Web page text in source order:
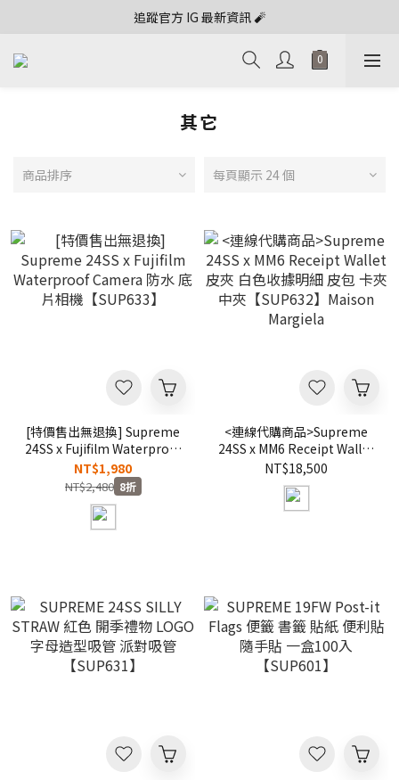
追蹤官方 IG 最新資訊 🧨
其它
商品排序 每頁顯示 24 個
[特價售出無退換] Supreme
24SS x Fujifilm Waterproof
Camera 防水 底片相機
【SUP633】
NT$1,980
NT$2,480 8折
<連線代購商品>Supreme
24SS x MM6 Receipt Wallet
皮夾 白色收據明細 皮包 卡夾
中夾【SUP632】Maison
Margiela
NT$18,500